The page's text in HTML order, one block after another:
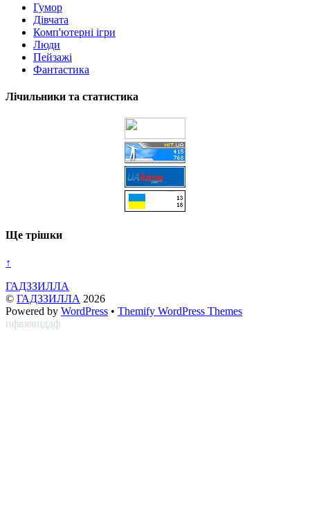
Гумор
Дівчата
Комп'ютерні ігри
Люди
Пейзажі
Фантастика
Лічильники та статистика
Ще трішки
↑
ГАДЗЗИЛЛА
© ГАДЗЗИЛЛА 2026
Powered by WordPress • Themify WordPress Themes
пфвяяшддф